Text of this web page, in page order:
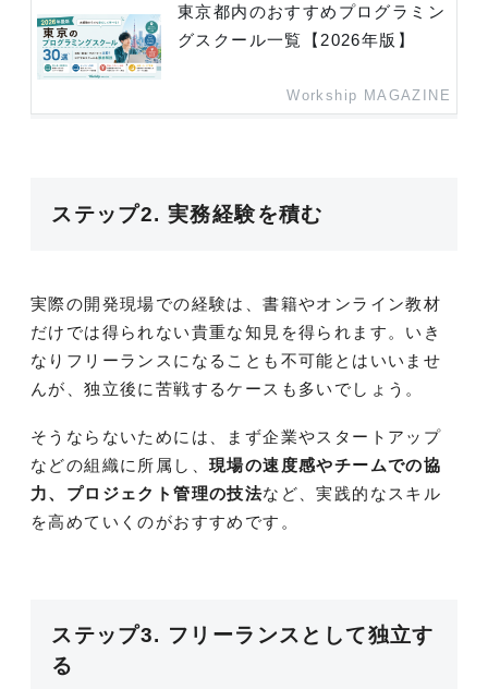
東京都内のおすすめプログラミン
グスクール一覧【2026年版】
Workship MAGAZINE
ステップ2. 実務経験を積む
実際の開発現場での経験は、書籍やオンライン教材
だけでは得られない貴重な知見を得られます。いき
なりフリーランスになることも不可能とはいいませ
んが、独立後に苦戦するケースも多いでしょう。
そうならないためには、まず企業やスタートアップ
などの組織に所属し、 現場の速度感やチームでの協
力、プロジェクト管理の技法など、実践的なスキル
を高めていくのがおすすめです。
ステップ3. フリーランスとして独立す
る